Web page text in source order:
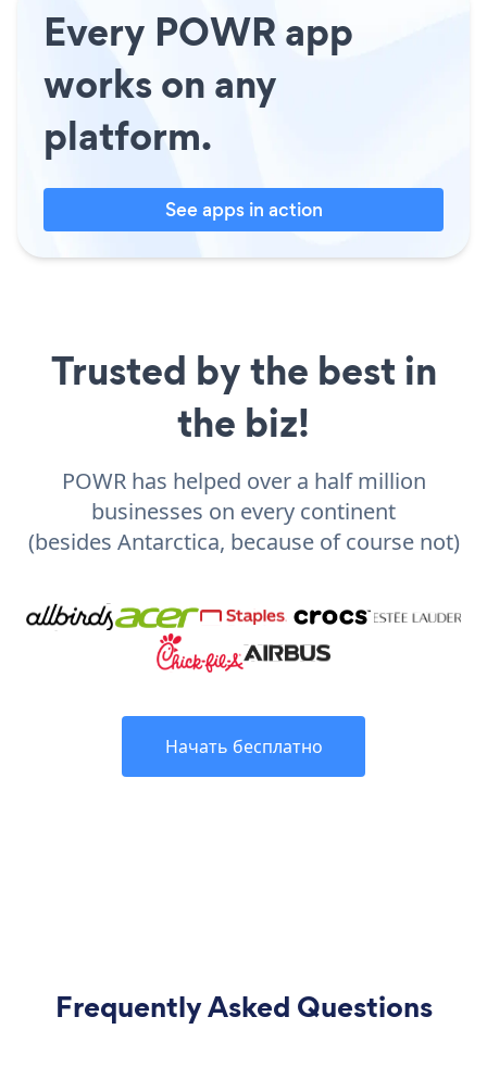
Every POWR app
works on any
platform.
See apps in action
Trusted by the best in
the biz!
POWR has helped over a half million
businesses on every continent
(besides Antarctica, because of course not)
Начать бесплатно
Frequently Asked Questions